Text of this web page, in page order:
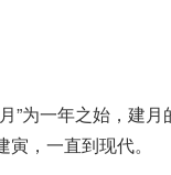
”为一年之始，建
，一直到现代。